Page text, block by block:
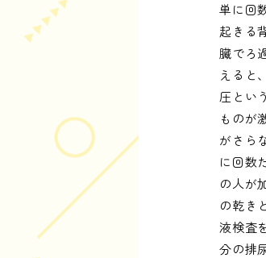
単に回
起きる
臓でろ
えると
圧とい
ものが
がさら
に回数
の人が
の乾き
液検査
分の排